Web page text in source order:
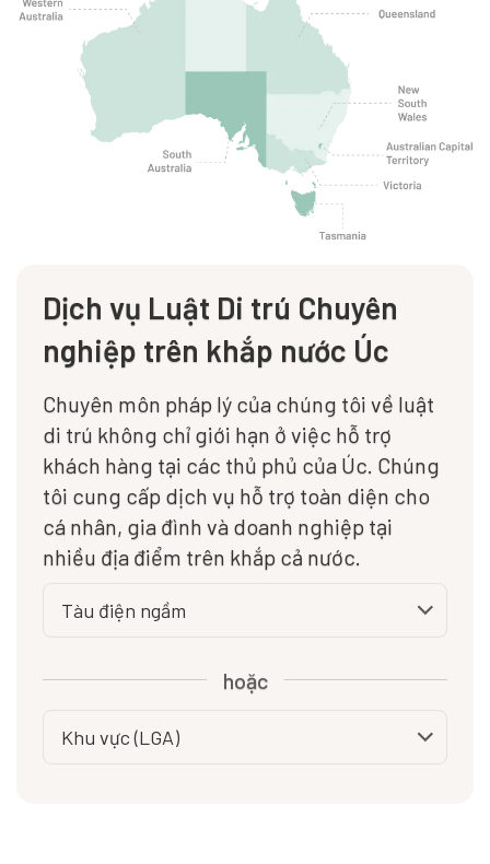
Dịch vụ Luật Di trú Chuyên
nghiệp trên khắp nước Úc
Chuyên môn pháp lý của chúng tôi về luật
di trú không chỉ giới hạn ở việc hỗ trợ
khách hàng tại các thủ phủ của Úc. Chúng
tôi cung cấp dịch vụ hỗ trợ toàn diện cho
cá nhân, gia đình và doanh nghiệp tại
nhiều địa điểm trên khắp cả nước.
hoặc